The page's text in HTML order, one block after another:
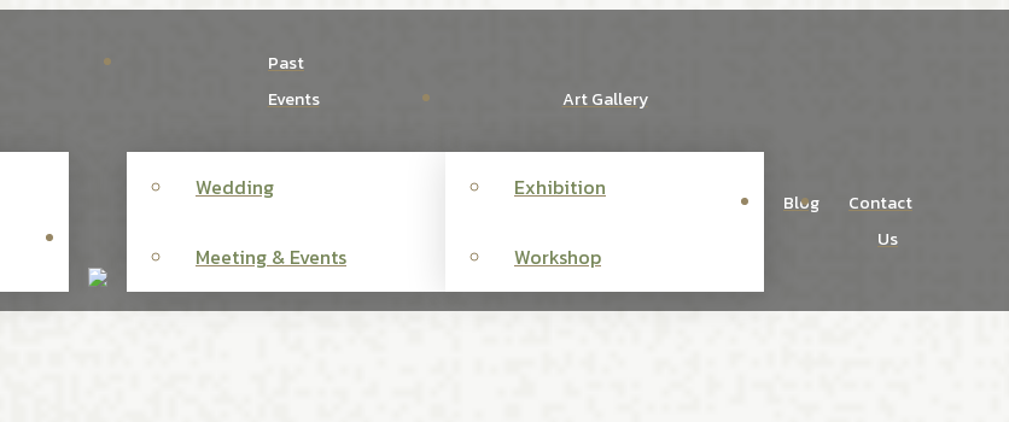
Past
Events
Wedding
Meeting & Events
Art Gallery
Exhibition
Workshop
Blog
Contact
Us